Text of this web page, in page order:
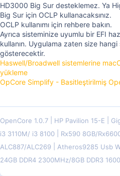
HD3000 Big Sur desteklemez. Ya
Big Sur için OCLP kullanacaksınız.
OCLP kullanımı için rehbere bakın.
Ayrıca sisteminize uyumlu bir EFI
kullanın. Uygulama zaten size
gösterecektir.
Haswell/Broadwell sistemlerine
yükleme
OpCore Simplify - Basitleştirilmiş
OpenCore 1.0.7 HP Pavilion 15-E
i3 3110M/ i3 8100
Rx590 8GB/
ALC887/ALC269
Atheros9285 Usb
24GB DDR4 2300MHz/8GB DDR3